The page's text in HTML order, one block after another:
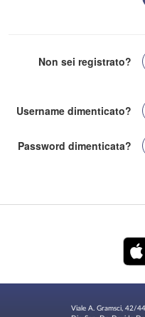
Non sei registrato?
Username dimenticato?
Password dimenticata?
Viale A. Gramsci, 42/